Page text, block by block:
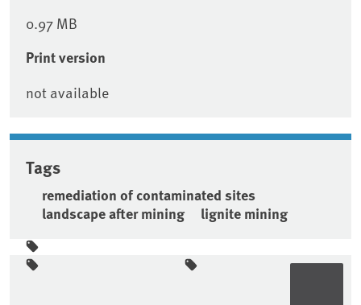
0.97 MB
Print version
not available
Tags
remediation of contaminated sites
landscape after mining
lignite mining
Sidebar